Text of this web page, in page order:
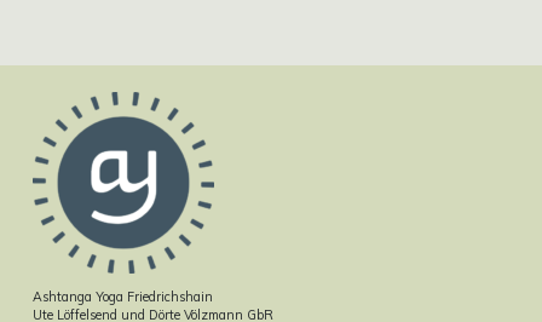
Ashtanga Yoga Friedrichshain
Ute Löffelsend und Dörte Völzmann GbR